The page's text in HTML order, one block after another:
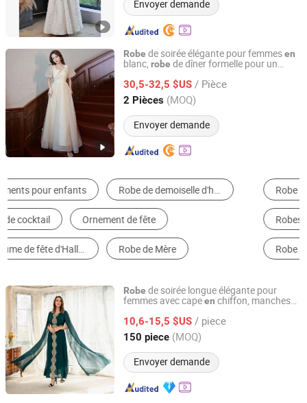
Envoyer demande
Robe de soirée élégante pour femmesen
blanc, robe de dîner formelle pour un
30,5-32,5 $US / Pièce
2 Pièces (MOQ)
Envoyer demande
Ningbo Cocal Import & Export Co., Ltd
Zhejiang, China Depuis 2023
Robe trapèze Tenue décontractée
Robes de Soirée Robes de Mariée Jupe Fille
Robe bustier
Robe de soirée longue élégante pour
femmes avec capeen chiffon, manches
10,6-15,5 $US / piece
150 piece (MOQ)
Envoyer demande
GUANGZHOU SICHEM GARMENT CO., LTD
Guangdong, China Depuis 2021